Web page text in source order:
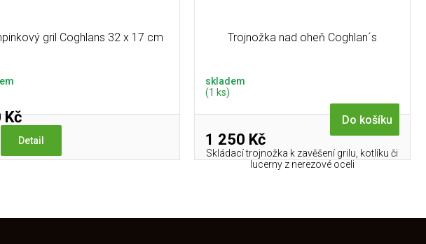
gril Coghlans 32 x 17 cm
Kč
Detail
Trojnožka nad oheň Coghlan´s
skladem
(1 ks)
1 250 Kč
Do košíku
Skládací trojnožka k zavěšení grilu, kotlíku či
lucerny z nerezové oceli